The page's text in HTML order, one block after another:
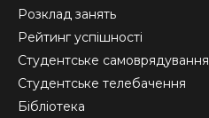
Розклад занять
Рейтинг успішності
Студентське самоврядування
Студентське телебачення
Бібліотека